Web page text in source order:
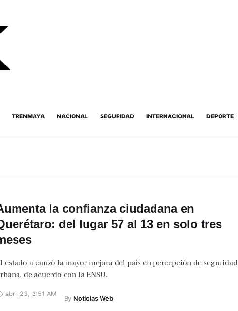
TRENMAYA NACIONAL SEGURIDAD INTERNACIONAL DEPORTE
la confianza ciudadana en
del lugar 57 al 13 en solo tres
estado alcanzó la mayor mejora del país en percepción de seguridad
de acuerdo con la ENSU.
abril 23, 2:51 AM
By Noticias Web